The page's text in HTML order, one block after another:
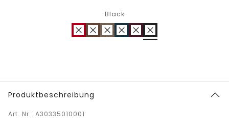
Black
Produktbeschreibung
Art. Nr.: A30335010001